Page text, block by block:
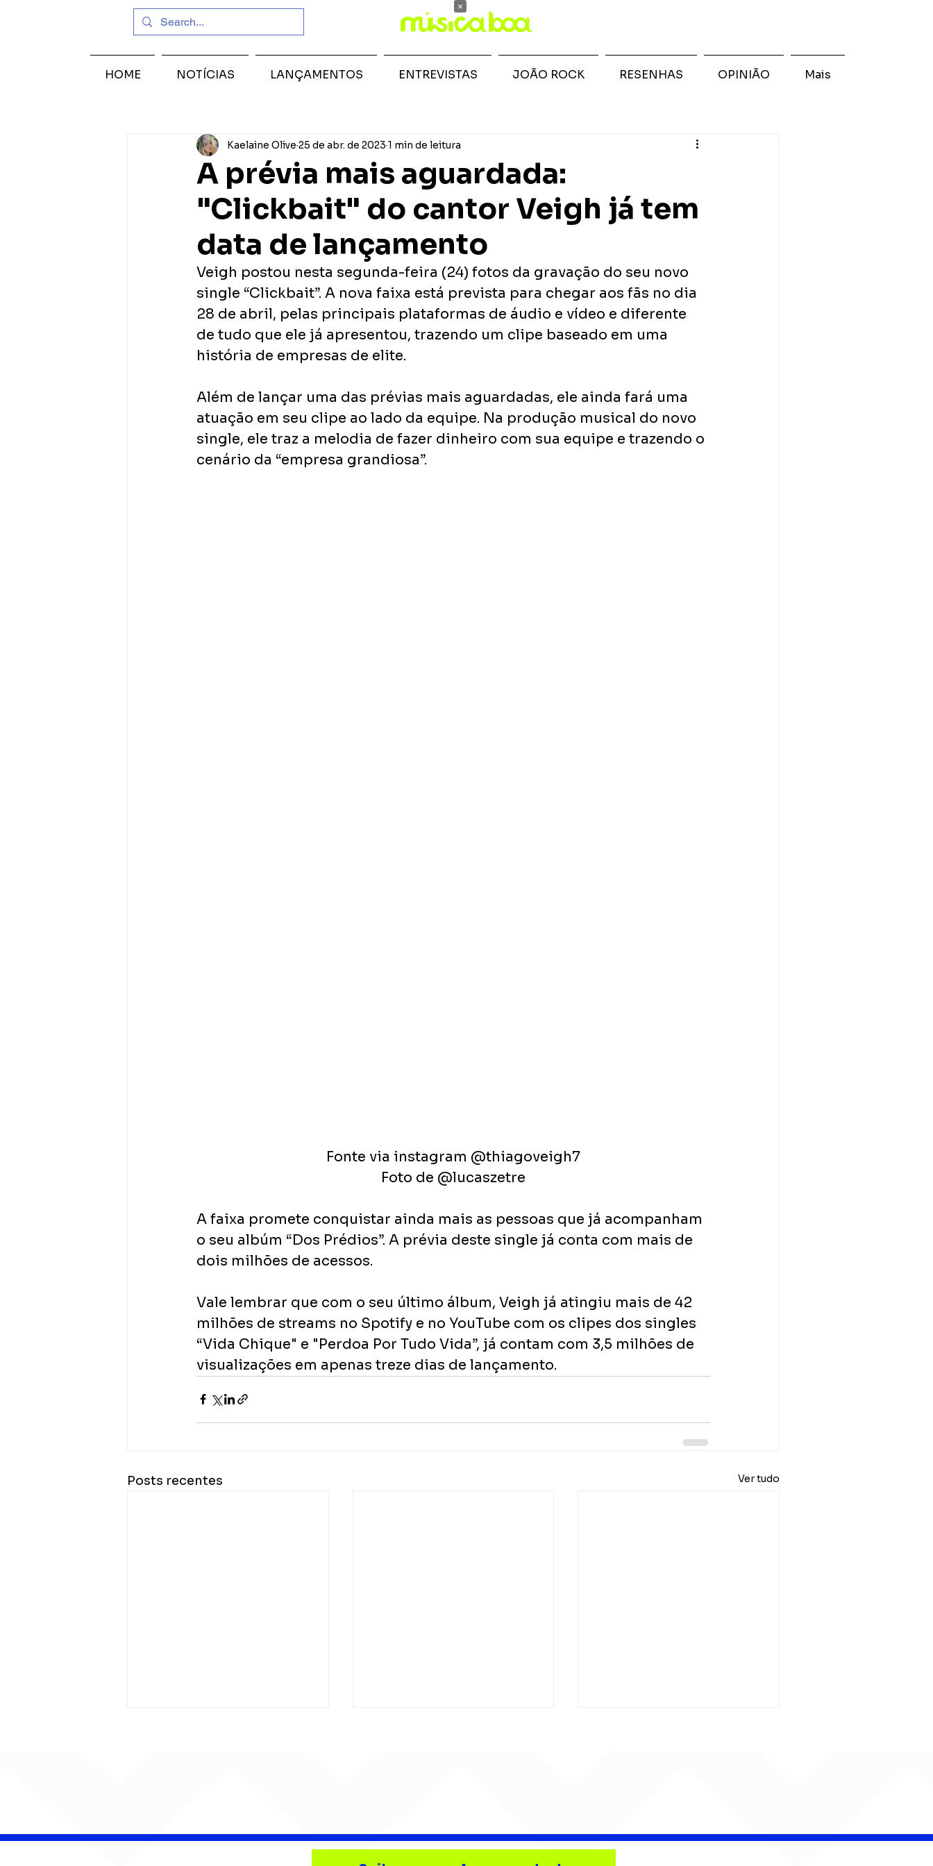
A prévia mais aguardada:
"Clickbait" do cantor Veigh já tem
data de lançamento
Kaelaine Olive 25 de abr. de 2023 1 min de leitura
Veigh postou nesta segunda-feira (24) fotos da gravação do seu novo
single “Clickbait”. A nova faixa está prevista para chegar aos fãs no dia
28 de abril, pelas principais plataformas de áudio e vídeo e diferente
de tudo que ele já apresentou, trazendo um clipe baseado em uma
história de empresas de elite.
Além de lançar uma das prévias mais aguardadas, ele ainda fará uma
atuação em seu clipe ao lado da equipe. Na produção musical do novo
single, ele traz a melodia de fazer dinheiro com sua equipe e trazendo o
cenário da “empresa grandiosa”.
Fonte via instagram @thiagoveigh7
Foto de @lucaszetre
A faixa promete conquistar ainda mais as pessoas que já acompanham
o seu albúm “Dos Prédios”. A prévia deste single já conta com mais de
dois milhões de acessos.
Vale lembrar que com o seu último álbum, Veigh já atingiu mais de 42
milhões de streams no Spotify e no YouTube com os clipes dos singles
“Vida Chique" e "Perdoa Por Tudo Vida”, já contam com 3,5 milhões de
visualizações em apenas treze dias de lançamento.
Posts recentes Ver tudo
Barão Vermelho reúne
Bebé Pacheco e Ubandu
encerram trajetória com
Big Band OTHOÁ estreia
HOME NOTÍCIAS LANÇAMENTOS ENTREVISTAS JOÃO ROCK RESENHAS OPINIÃO Mais
×